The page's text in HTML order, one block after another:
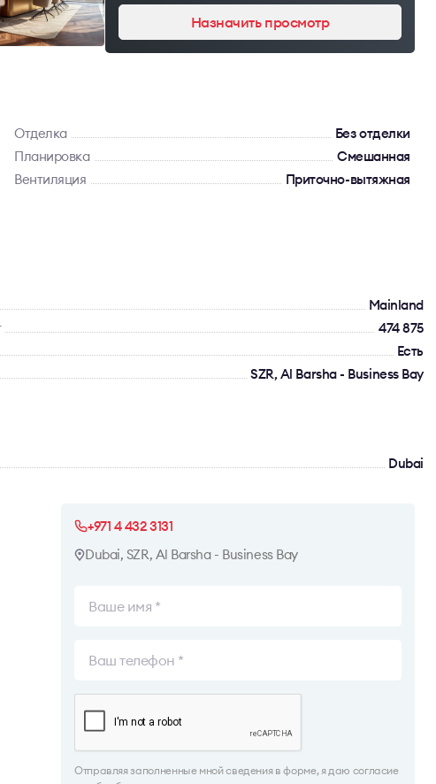
Назначить просмотр
Отделка
Без отделки
Планировка
Смешанная
Вентиляция
Приточно-вытяжная
Mainland
474 875
Есть
SZR, Al Barsha - Business Bay
Dubai
+971 4 432 3131
Dubai, SZR, Al Barsha - Business Bay
Отправляя заполненные мной сведения в форме, я даю согласие